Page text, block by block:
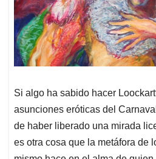
Si algo ha sabido hacer
asunciones eróticas del
de haber liberado una mirada
es otra cosa que la metáfora de